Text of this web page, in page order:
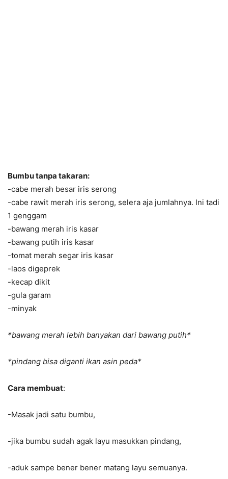
Bumbu tanpa takaran:
-cabe merah besar iris serong
-cabe rawit merah iris serong, selera aja jumlahnya. Ini tadi
1 genggam
-bawang merah iris kasar
-bawang putih iris kasar
-tomat merah segar iris kasar
-laos digeprek
-kecap dikit
-gula garam
-minyak
*bawang merah lebih banyakan dari bawang putih*
*pindang bisa diganti ikan asin peda*
Cara membuat:
-Masak jadi satu bumbu,
-jika bumbu sudah agak layu masukkan pindang,
-aduk sampe bener bener matang layu semuanya.